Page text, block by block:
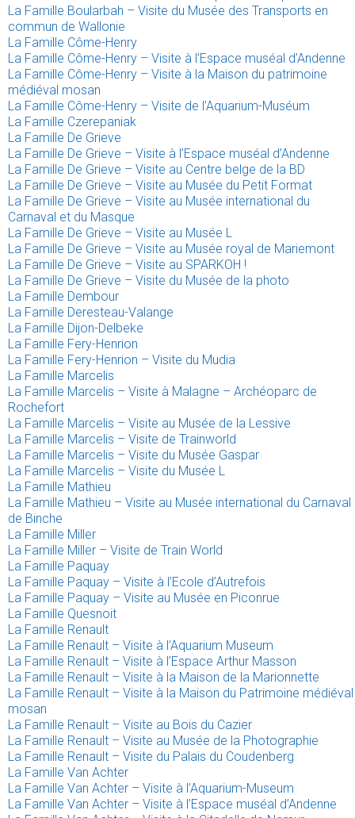
La Famille Boularbah – Visite du Musée des Transports en
commun de Wallonie
La Famille Côme-Henry
La Famille Côme-Henry – Visite à l’Espace muséal d’Andenne
La Famille Côme-Henry – Visite à la Maison du patrimoine
médiéval mosan
La Famille Côme-Henry – Visite de l’Aquarium-Muséum
La Famille Czerepaniak
La Famille De Grieve
La Famille De Grieve – Visite à l’Espace muséal d’Andenne
La Famille De Grieve – Visite au Centre belge de la BD
La Famille De Grieve – Visite au Musée du Petit Format
La Famille De Grieve – Visite au Musée international du
Carnaval et du Masque
La Famille De Grieve – Visite au Musée L
La Famille De Grieve – Visite au Musée royal de Mariemont
La Famille De Grieve – Visite au SPARKOH !
La Famille De Grieve – Visite du Musée de la photo
La Famille Dembour
La Famille Deresteau-Valange
La Famille Dijon-Delbeke
La Famille Fery-Henrion
La Famille Fery-Henrion – Visite du Mudia
La Famille Marcelis
La Famille Marcelis – Visite à Malagne – Archéoparc de
Rochefort
La Famille Marcelis – Visite au Musée de la Lessive
La Famille Marcelis – Visite de Trainworld
La Famille Marcelis – Visite du Musée Gaspar
La Famille Marcelis – Visite du Musée L
La Famille Mathieu
La Famille Mathieu – Visite au Musée international du Carnaval
de Binche
La Famille Miller
La Famille Miller – Visite de Train World
La Famille Paquay
La Famille Paquay – Visite à l’Ecole d’Autrefois
La Famille Paquay – Visite au Musée en Piconrue
La Famille Quesnoit
La Famille Renault
La Famille Renault – Visite à l’Aquarium Museum
La Famille Renault – Visite à l’Espace Arthur Masson
La Famille Renault – Visite à la Maison de la Marionnette
La Famille Renault – Visite à la Maison du Patrimoine médiéval
mosan
La Famille Renault – Visite au Bois du Cazier
La Famille Renault – Visite au Musée de la Photographie
La Famille Renault – Visite du Palais du Coudenberg
La Famille Van Achter
La Famille Van Achter – Visite à l’Aquarium-Museum
La Famille Van Achter – Visite à l’Espace muséal d’Andenne